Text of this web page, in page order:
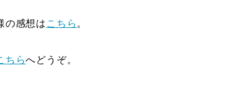
の感想は こちら 。
ちらへどうぞ。